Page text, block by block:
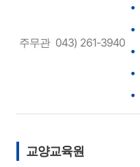
주무관 043) 261-3940
교양교육원